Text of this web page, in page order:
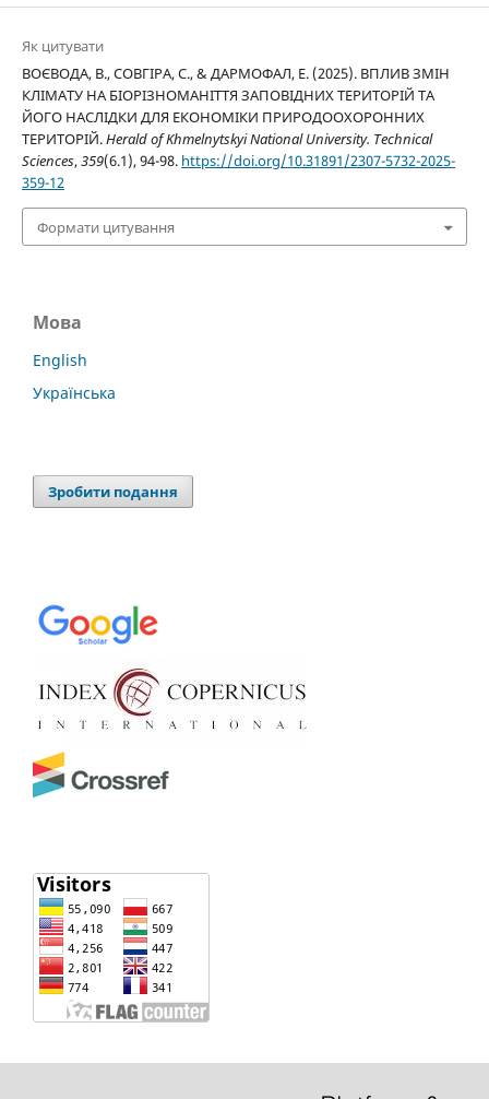
Як цитувати
ВОЄВОДА, В., СОВГІРА, С., & ДАРМОФАЛ, Е. (2025). ВПЛИВ ЗМІН
КЛІМАТУ НА БІОРІЗНОМАНІТТЯ ЗАПОВІДНИХ ТЕРИТОРІЙ ТА
ЙОГО НАСЛІДКИ ДЛЯ ЕКОНОМІКИ ПРИРОДООХОРОННИХ
ТЕРИТОРІЙ.Herald of Khmelnytskyi National University. Technical
Sciences,359(6.1), 94-98. https://doi.org/10.31891/2307-5732-2025-
359-12
Формати цитування
Мова
English
Українська
Зробити подання